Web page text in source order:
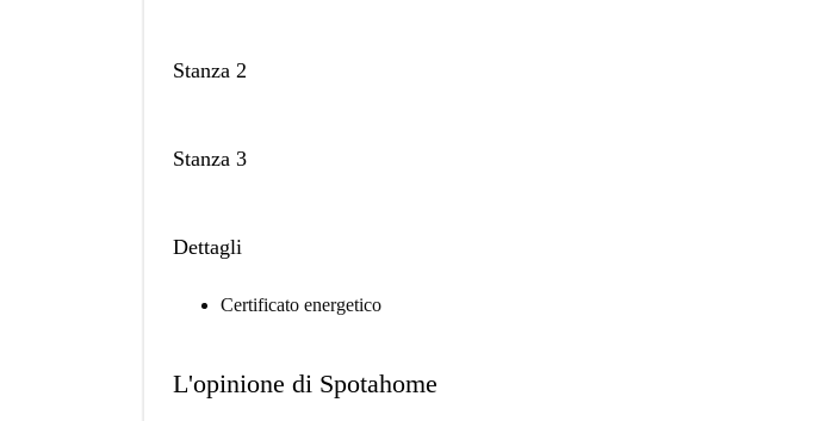
Stanza 2
Stanza 3
Dettagli
Certificato energetico
L'opinione di Spotahome